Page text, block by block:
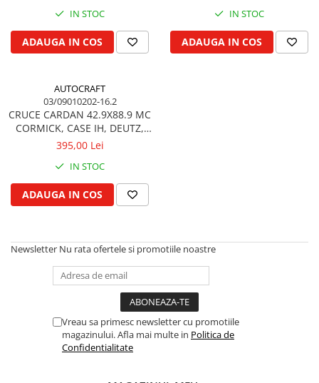
Pompa ulei motor
Racire motor
Palete ventilator radiator
Furtunuri radiator
Pompe apa
Radiator
Termostat apa
Intinzator de curea
Cutia de transfer
Bloc hidraulic monobloc
Arbore de ridicare
Bucsa, inel, oring, piese arbore
ridicare
Cablu hidraulic, piese
Cutie de viteze
Ax cutie viteze
Bucsa cutie viteze
Pinion cutie viteze
Pinion reductor transmisie
Rulment reductor transmisie
Simering, garnitura reductor
transmisie
Priza de putere
IN STOC
ADAUGA IN COS
IN STOC
ADAUGA IN COS
AUTOCRAFT
03/09010202-16.2
CRUCE CARDAN 42.9X88.9 MC
CORMICK, CASE IH, DEUTZ,
JOHN DEERE
395,00 Lei
IN STOC
ADAUGA IN COS
Newsletter Nu rata ofertele si promotiile noastre
Vreau sa primesc newsletter cu promotiile
magazinului. Afla mai multe in Politica de
Confidentialitate